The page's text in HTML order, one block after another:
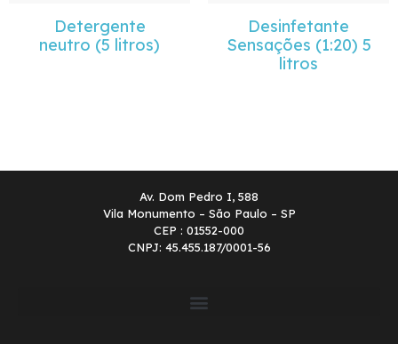
Detergente
neutro (5 litros)
Desinfetante
Sensações (1:20) 5
litros
Av. Dom Pedro I, 588
Vila Monumento – São Paulo – SP
CEP : 01552-000
CNPJ: 45.455.187/0001-56